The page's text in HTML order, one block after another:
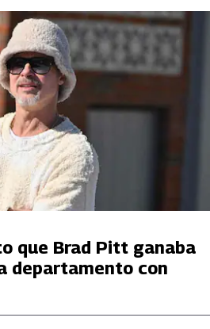
que Brad Pitt ganaba
departamento con